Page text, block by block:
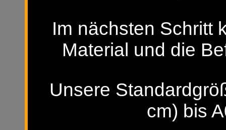
Im nächsten Schritt
Material und die
Unsere
cm) bis